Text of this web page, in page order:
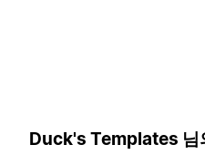
Duck's Templates 님